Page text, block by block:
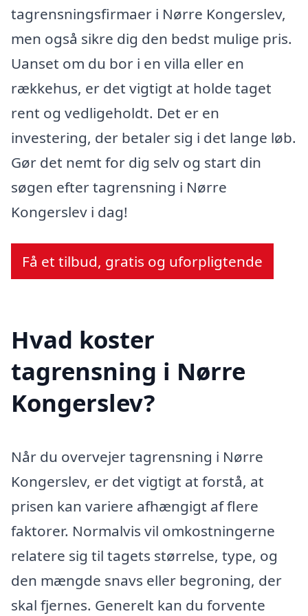
tagrensningsfirmaer i Nørre Kongerslev,
men også sikre dig den bedst mulige pris.
Uanset om du bor i en villa eller en
rækkehus, er det vigtigt at holde taget
rent og vedligeholdt. Det er en
investering, der betaler sig i det lange løb.
Gør det nemt for dig selv og start din
søgen efter tagrensning i Nørre
Kongerslev i dag!
Få et tilbud, gratis og uforpligtende
Hvad koster
tagrensning i Nørre
Kongerslev?
Når du overvejer tagrensning i Nørre
Kongerslev, er det vigtigt at forstå, at
prisen kan variere afhængigt af flere
faktorer. Normalvis vil omkostningerne
relatere sig til tagets størrelse, type, og
den mængde snavs eller begroning, der
skal fjernes. Generelt kan du forvente